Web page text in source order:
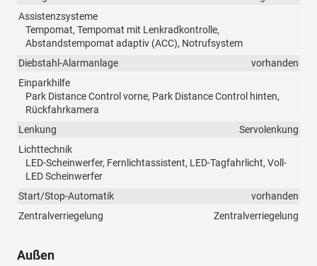
Assistenzsysteme
Tempomat, Tempomat mit Lenkradkontrolle,
Abstandstempomat adaptiv (ACC), Notrufsystem
Diebstahl-Alarmanlage
vorhanden
Einparkhilfe
Park Distance Control vorne, Park Distance Control hinten,
Rückfahrkamera
Lenkung
Servolenkung
Lichttechnik
LED-Scheinwerfer, Fernlichtassistent, LED-Tagfahrlicht, Voll-
LED Scheinwerfer
Start/Stop-Automatik
vorhanden
Zentralverriegelung
Zentralverriegelung
Außen